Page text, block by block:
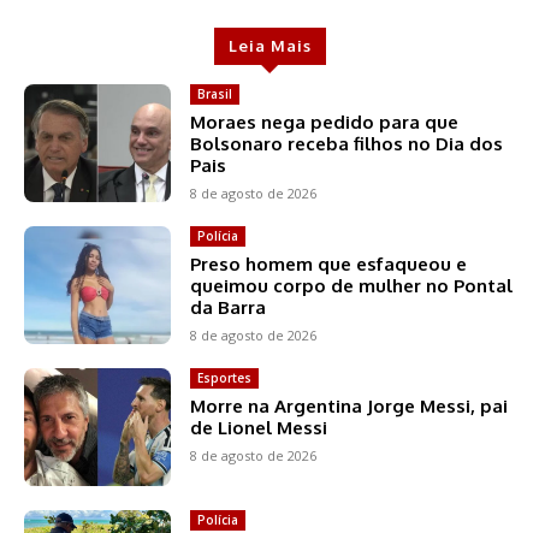
Leia Mais
Brasil
Moraes nega pedido para que
Bolsonaro receba filhos no Dia dos
Pais
8 de agosto de 2026
Polícia
Preso homem que esfaqueou e
queimou corpo de mulher no Pontal
da Barra
8 de agosto de 2026
Esportes
Morre na Argentina Jorge Messi, pai
de Lionel Messi
8 de agosto de 2026
Polícia